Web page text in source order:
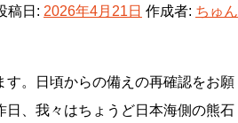
稿日: 2026年4月21日 作成者: ちゅん
す。日頃からの備えの再確認をお願
、我々はちょうど日本海側の熊石